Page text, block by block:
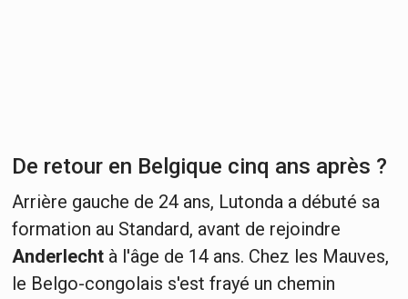
De retour en Belgique cinq ans après ?
Arrière gauche de 24 ans, Lutonda a débuté sa
formation au Standard, avant de rejoindre
Anderlecht à l'âge de 14 ans. Chez les Mauves,
le Belgo-congolais s'est frayé un chemin